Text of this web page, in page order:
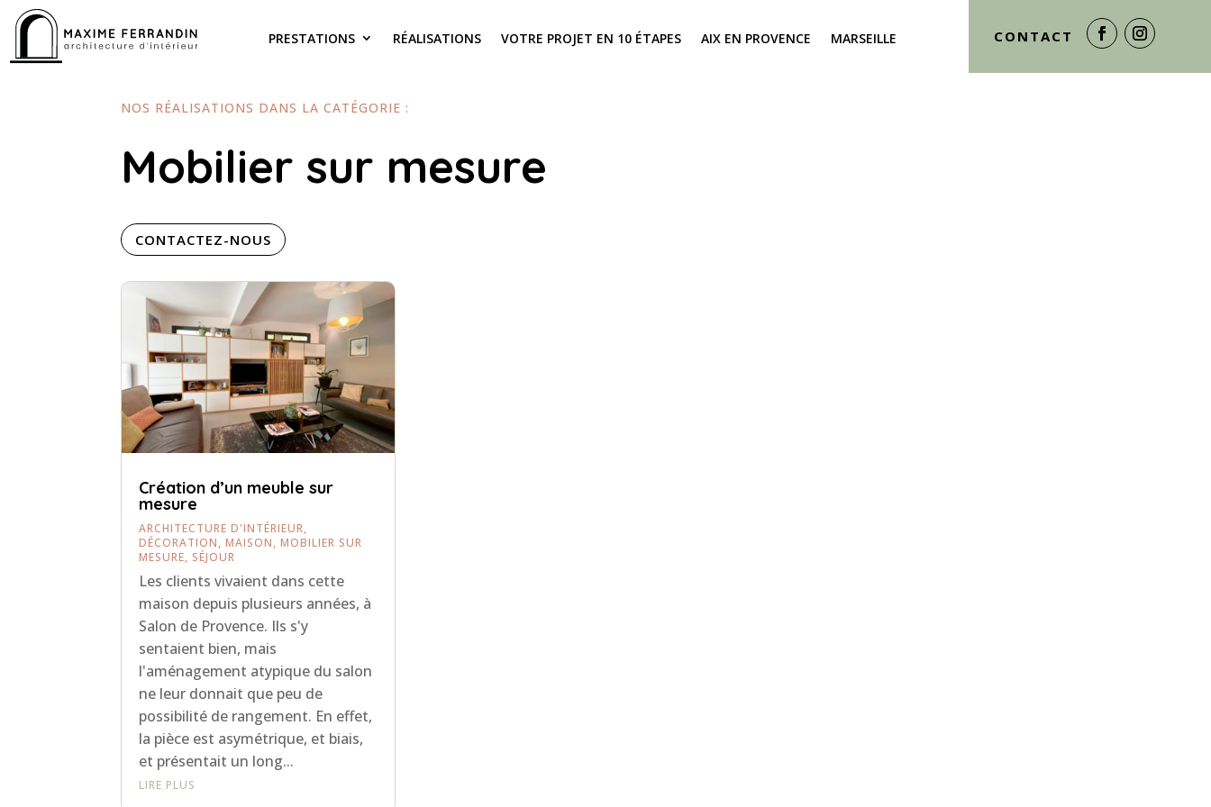
PRESTATIONS RÉALISATIONS VOTRE PROJET EN 10 ÉTAPES AIX EN PROVENCE MARSEILLE CONTACT
NOS RÉALISATIONS DANS LA CATÉGORIE :
Mobilier sur mesure
CONTACTEZ-NOUS
Création d’un meuble sur
mesure
ARCHITECTURE D'INTÉRIEUR,
DÉCORATION,MAISON,MOBILIER SUR
MESURE, SÉJOUR
Les clients vivaient dans cette
maison depuis plusieurs années, à
Salon de Provence. Ils s'y
sentaient bien, mais
l'aménagement atypique du salon
ne leur donnait que peu de
possibilité de rangement. En effet,
la pièce est asymétrique, et biais,
et présentait un long...
LIRE PLUS